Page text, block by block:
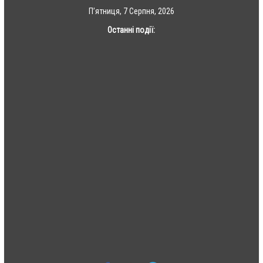
П’ятниця, 7 Серпня, 2026
Останні події: